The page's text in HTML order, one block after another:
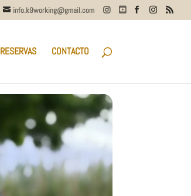
info.k9working@gmail.com
RESERVAS CONTACTO